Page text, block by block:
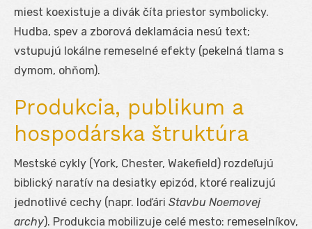
miest koexistuje a divák číta priestor symbolicky.
Hudba, spev a zborová deklamácia nesú text;
vstupujú lokálne remeselné efekty (pekelná tlama s
dymom, ohňom).
Produkcia, publikum a
hospodárska štruktúra
Mestské cykly (York, Chester, Wakefield) rozdeľujú
biblický naratív na desiatky epizód, ktoré realizujú
jednotlivé cechy (napr. loďári Stavbu Noemovej
archy). Produkcia mobilizuje celé mesto: remeselníkov,